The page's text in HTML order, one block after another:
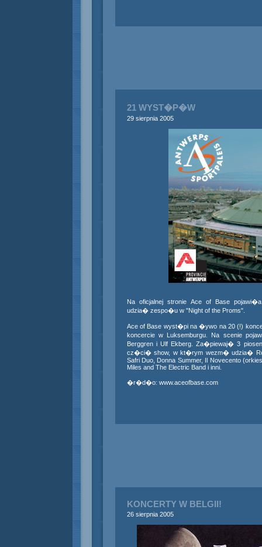
21 WYST�P�W
29 sierpnia 2005
Na oficjalnej stronie Ace of Base
udzia� zespo�u w "Night of the Proms".
Ace of Base wyst�pi na �ywo na 20 (!)
koncercie w Luksemburgu. Na scenie
Berggren i Ulf Ekberg. Za�piewaj� 3
cz�ci� show, w kt�rym wezm� udzia�
Safri Duo, Donna Summer, Il Novecento
Miles and The Electric Band i inni.
�r�d�o: www.aceofbase.com
KONCERTY W BELGII!
26 sierpnia 2005